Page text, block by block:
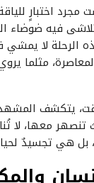
مجرد اختبارٍ
فيه ضوضاء
الرحلة لا يمشي
مثلما
يتكشف
تنصهر معها، لا
بل هي تجسيدٌ